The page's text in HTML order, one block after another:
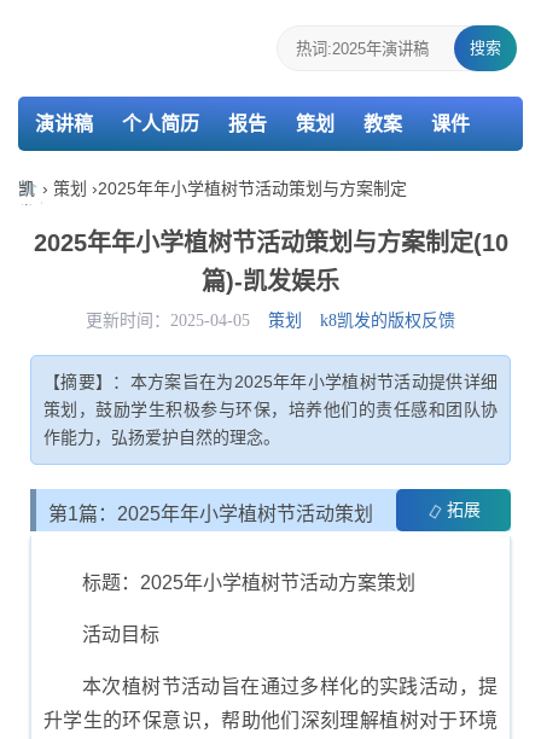
搜索
演讲稿 个人简历 报告 策划 教案 课件
检讨书 主持词
凯 › 策划 ›2025年年小学植树节活动策划与方案制定
2025年年小学植树节活动策划与方案制定(10
篇)-凯发娱乐
更新时间：2025-04-05 策划 k8凯发的版权反馈
【摘要】：本方案旨在为2025年年小学植树节活动提供详细
策划，鼓励学生积极参与环保，培养他们的责任感和团队协
作能力，弘扬爱护自然的理念。
第1篇：2025年年小学植树节活动策划 拓展
标题：2025年小学植树节活动方案策划
活动目标
本次植树节活动旨在通过多样化的实践活动，提
升学生的环保意识，帮助他们深刻理解植树对于环境